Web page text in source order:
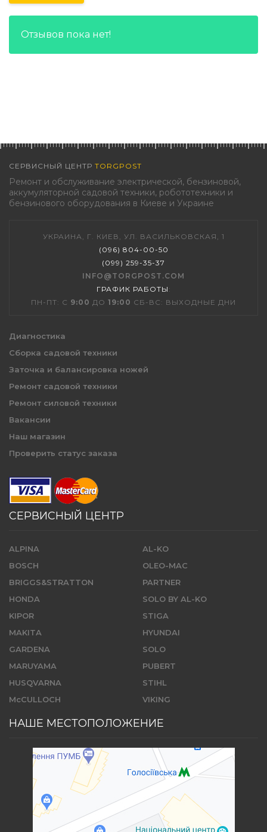
Отзывов пока нет!
СЕРВИСНЫЙ ЦЕНТР TORGPOST
Ремонт и обслуживание электрической, бензиновой,
аккумуляторной садовой техники, робототехники и
бензинового оборудования в Киеве и Украине
УКРАИНА, Г. КИЕВ, УЛ. ВАСИЛЬКОВСКАЯ, 1
(096) 804-00-50
(099) 259-35-37
INFO@TORGPOST.COM
ГРАФИК РАБОТЫ :
ПН-ПТ: С 9:00 ДО 19:00 СБ-ВС: ВЫХОДНЫЕ ДНИ
Диагностика
Сборка садовой техники
Заточка и балансировка ножей
Ремонт садовой техники
Ремонт силовой техники
Вакансии
Наш магазин
Проверить статус заказа
СЕРВИСНЫЙ ЦЕНТР
ALPINA
BOSCH
BRIGGS&STRATTON
HONDA
KIPOR
MAKITA
GARDENA
MARUYAMA
HUSQVARNA
McCULLOCH
AL-KO
OLEO-MAC
PARTNER
SOLO BY AL-KO
STIGA
HYUNDAI
SOLO
PUBERT
STIHL
VIKING
НАШЕ МЕСТОПОЛОЖЕНИЕ